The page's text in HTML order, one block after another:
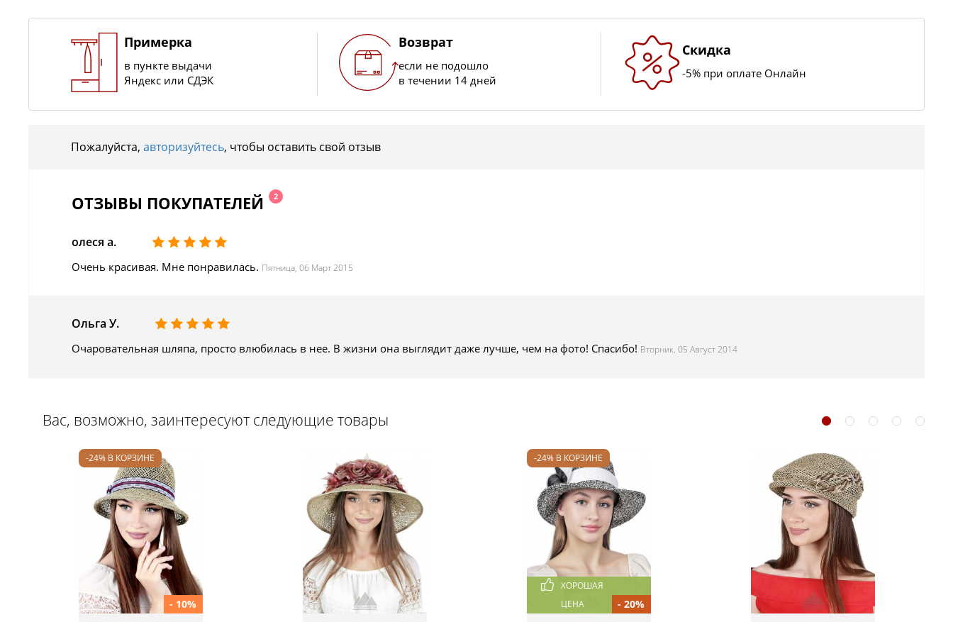
Примерка
в пункте выдачи
Яндекс или СДЭК
Возврат
если не подошло
в течении 14 дней
Скидка
-5% при оплате Онлайн
Пожалуйста, авторизуйтесь, чтобы оставить свой отзыв
ОТЗЫВЫ ПОКУПАТЕЛЕЙ 2
олеся а.
Очень красивая. Мне понравилась. Пятница, 06 Март 2015
Ольга У.
Очаровательная шляпа, просто влюбилась в нее. В жизни она выглядит даже лучше, чем на фото! Спасибо! Вторник, 05 Август 2014
Вас, возможно, заинтересуют следующие товары
-24% В КОРЗИНЕ
- 10%
-24% В КОРЗИНЕ
ХОРОШАЯ
ЦЕНА
- 20%